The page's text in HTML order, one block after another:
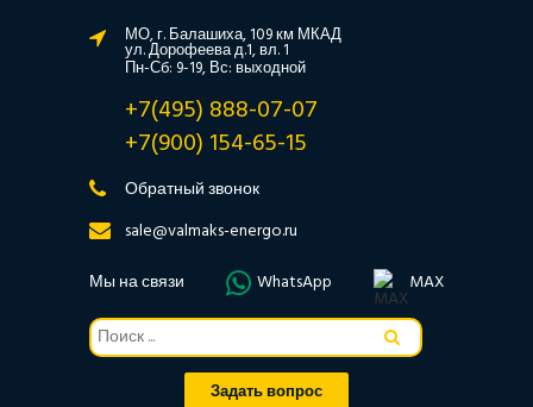
МО, г. Балашиха, 109 км МКАД
ул. Дорофеева д.1, вл. 1
Пн-Сб: 9-19, Вс: выходной
+7(495) 888-07-07
+7(900) 154-65-15
Обратный звонок
sale@valmaks-energo.ru
Мы на связи
WhatsApp MAX
Задать вопрос